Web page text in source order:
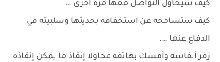
كيف سيحاول التواصل معها مرة أخرى …
كيف ستسامحه عن استخفافه بحديثها وسلبيته في
الدفاع عنها ….
زفر أنفاسه وأمسك بهاتفه محاولا إنقاذ ما يمكن إنقاذه